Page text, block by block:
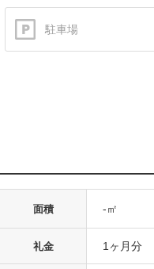
駐車場
面積 -㎡
礼金 1ヶ月分